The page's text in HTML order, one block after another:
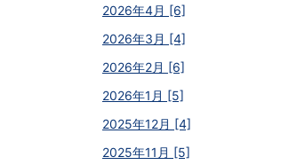
2026年4月 [6]
2026年3月 [4]
2026年2月 [6]
2026年1月 [5]
2025年12月 [4]
2025年11月 [5]